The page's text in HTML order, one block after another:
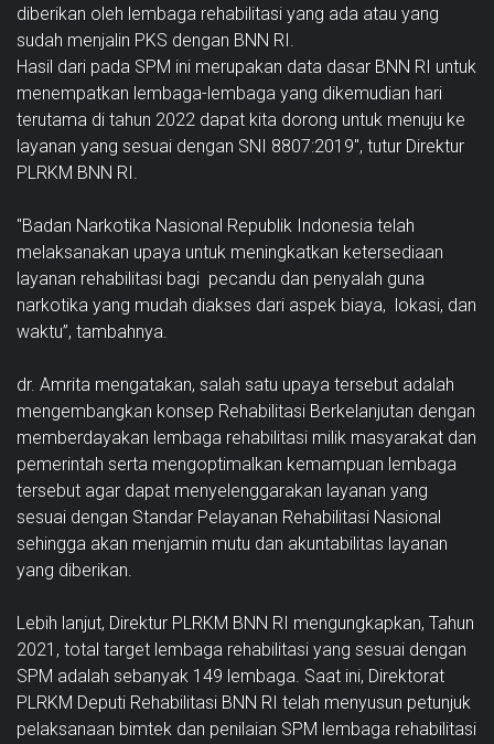
diberikan oleh lembaga rehabilitasi yang ada atau yang
sudah menjalin PKS dengan BNN RI.
Hasil dari pada SPM ini merupakan data dasar BNN RI untuk
menempatkan lembaga-lembaga yang dikemudian hari
terutama di tahun 2022 dapat kita dorong untuk menuju ke
layanan yang sesuai dengan SNI 8807:2019", tutur Direktur
PLRKM BNN RI.
"Badan Narkotika Nasional Republik Indonesia telah
melaksanakan upaya untuk meningkatkan ketersediaan
layanan rehabilitasi bagi pecandu dan penyalah guna
narkotika yang mudah diakses dari aspek biaya, lokasi, dan
waktu”, tambahnya.
dr. Amrita mengatakan, salah satu upaya tersebut adalah
mengembangkan konsep Rehabilitasi Berkelanjutan dengan
memberdayakan lembaga rehabilitasi milik masyarakat dan
pemerintah serta mengoptimalkan kemampuan lembaga
tersebut agar dapat menyelenggarakan layanan yang
sesuai dengan Standar Pelayanan Rehabilitasi Nasional
sehingga akan menjamin mutu dan akuntabilitas layanan
yang diberikan.
Lebih lanjut, Direktur PLRKM BNN RI mengungkapkan, Tahun
2021, total target lembaga rehabilitasi yang sesuai dengan
SPM adalah sebanyak 149 lembaga. Saat ini, Direktorat
PLRKM Deputi Rehabilitasi BNN RI telah menyusun petunjuk
pelaksanaan bimtek dan penilaian SPM lembaga rehabilitasi